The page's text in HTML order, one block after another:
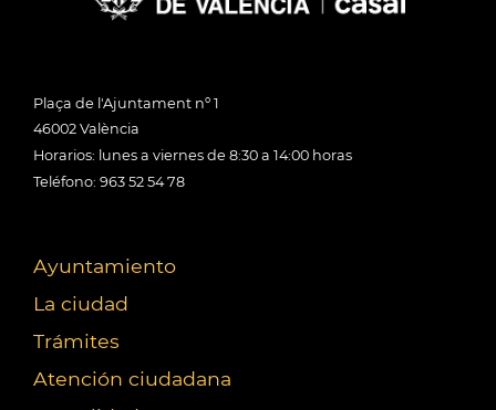
Plaça de l'Ajuntament nº 1
46002 València
Horarios: lunes a viernes de 8:30 a 14:00 horas
Teléfono: 963 52 54 78
Ayuntamiento
La ciudad
Trámites
Atención ciudadana